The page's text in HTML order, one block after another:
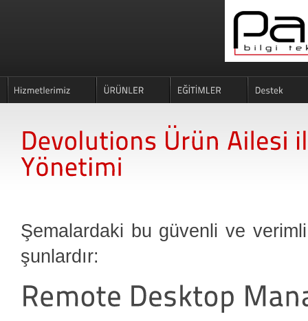
Şemalardaki bu güvenli ve
şunlardır: